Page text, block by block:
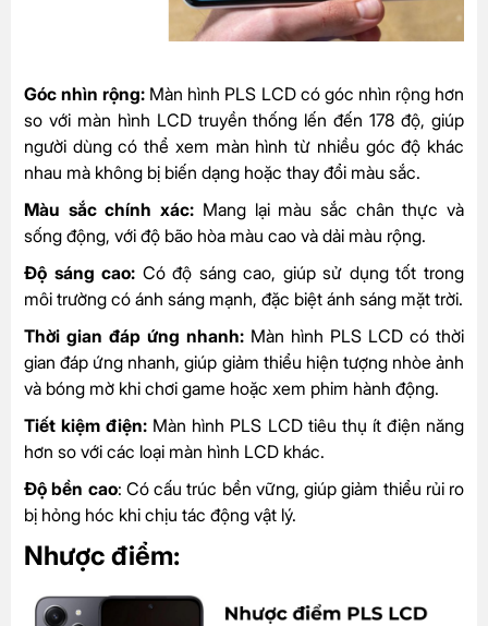
Góc nhìn rộng: Màn hình PLS LCD có góc nhìn rộng hơn
so với màn hình LCD truyền thống lến đến 178 độ, giúp
người dùng có thể xem màn hình từ nhiều góc độ khác
nhau mà không bị biến dạng hoặc thay đổi màu sắc.
Màu sắc chính xác: Mang lại màu sắc chân thực và
sống động, với độ bão hòa màu cao và dải màu rộng.
Độ sáng cao: Có độ sáng cao, giúp sử dụng tốt trong
môi trường có ánh sáng mạnh, đặc biệt ánh sáng mặt trời.
Thời gian đáp ứng nhanh: Màn hình PLS LCD có thời
gian đáp ứng nhanh, giúp giảm thiểu hiện tượng nhòe ảnh
và bóng mờ khi chơi game hoặc xem phim hành động.
Tiết kiệm điện: Màn hình PLS LCD tiêu thụ ít điện năng
hơn so với các loại màn hình LCD khác.
Độ bền cao: Có cấu trúc bền vững, giúp giảm thiểu rủi ro
bị hỏng hóc khi chịu tác động vật lý.
Nhược điểm: